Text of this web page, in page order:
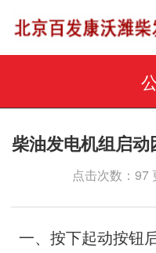
柴油发电机组启
点击次数：97
一、按下起动按钮